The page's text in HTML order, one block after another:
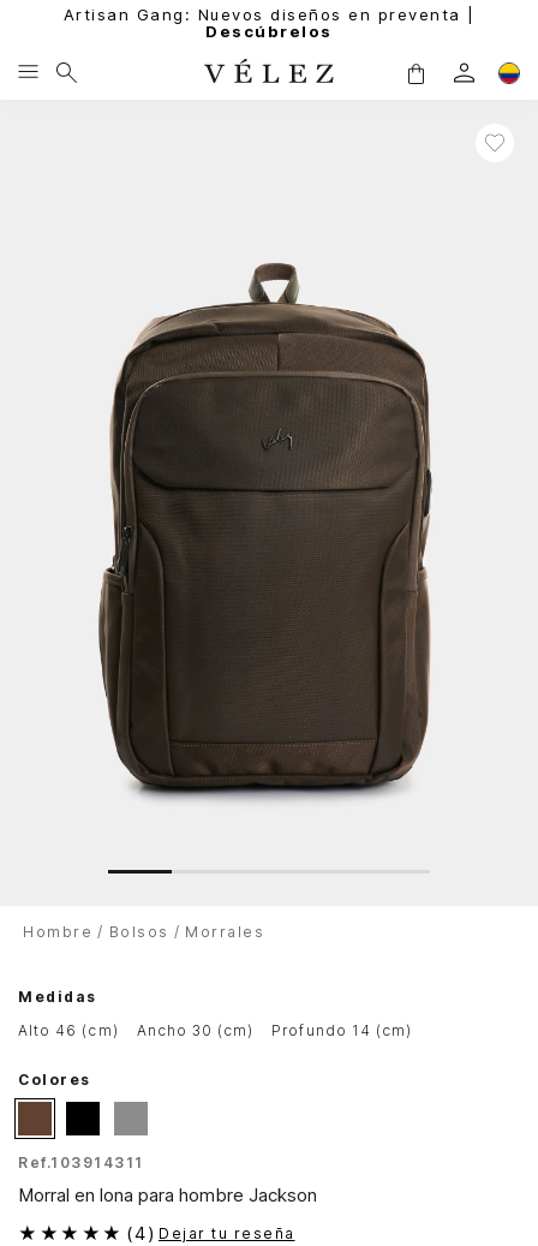
Artisan Gang: Nuevos diseños en preventa |
Descúbrelos
Hombre Bolsos Morrales
Medidas
alto 46 (cm)
ancho 30 (cm) profundo 14 (cm)
Colores
Ref.103914311
Morral en lona para hombre Jackson
★ ★ ★ ★ ★ (4) Dejar tu reseña